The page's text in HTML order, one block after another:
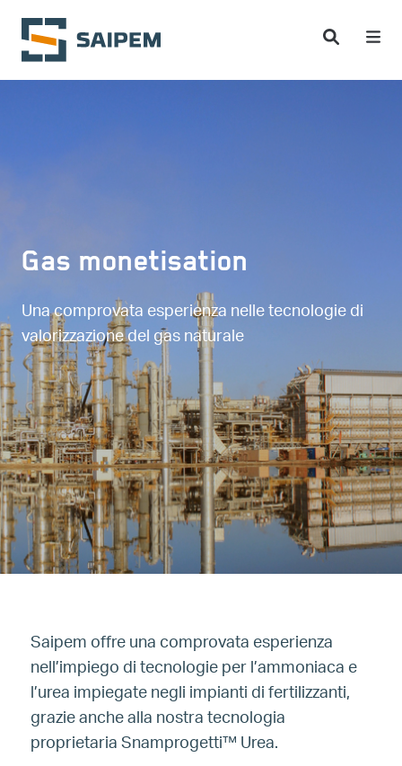
Salta al contenuto principale
Gas monetisation
Una comprovata esperienza nelle tecnologie di
valorizzazione del gas naturale
Saipem offre una comprovata esperienza
nell’impiego di tecnologie per l’ammoniaca e
l’urea impiegate negli impianti di fertilizzanti,
grazie anche alla nostra tecnologia
proprietaria Snamprogetti™ Urea.